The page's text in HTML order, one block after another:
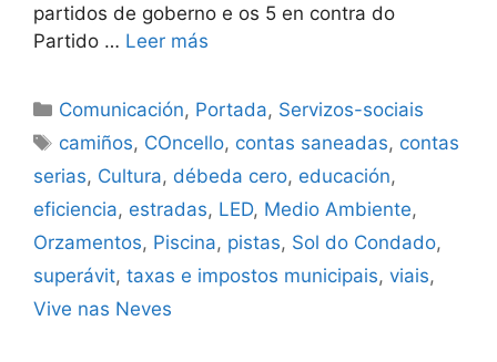
partidos de goberno e os 5 en contra do
Partido … Leer más
Comunicación, Portada, Servizos-sociais
camiños, COncello, contas saneadas, contas
serias, Cultura, débeda cero, educación,
eficiencia, estradas, LED, Medio Ambiente,
Orzamentos, Piscina, pistas, Sol do Condado,
superávit, taxas e impostos municipais, viais,
Vive nas Neves